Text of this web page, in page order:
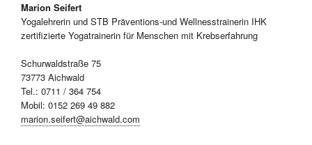
Marion Seifert
Yogalehrerin und STB Präventions-und Wellnesstrainerin IHK
zertifizierte Yogatrainerin für Menschen mit Krebserfahrung
Schurwaldstraße 75
73773 Aichwald
Tel.: 0711 / 364 754
Mobil: 0152 269 49 882
marion.seifert@aichwald.com